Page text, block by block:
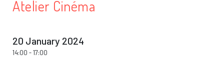
Atelier Cinéma
20 January 2024
14:00 -17:00